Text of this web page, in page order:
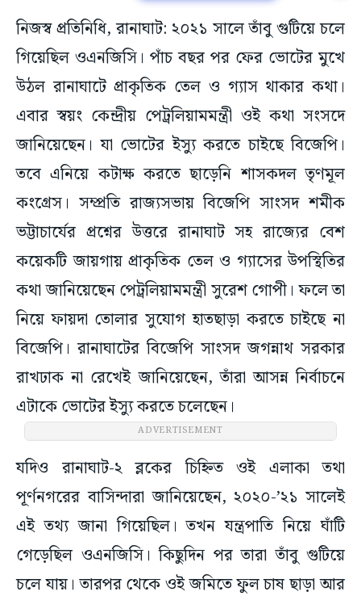
নিজস্ব প্রতিনিধি, রানাঘাট: ২০২১ সালে তাঁবু গুটিয়ে চলে
গিয়েছিল ওএনজিসি। পাঁচ বছর পর ফের ভোটের মুখে
উঠল রানাঘাটে প্রাকৃতিক তেল ও গ্যাস থাকার কথা।
এবার স্বয়ং কেন্দ্রীয় পেট্রলিয়ামমন্ত্রী ওই কথা সংসদে
জানিয়েছেন। যা ভোটের ইস্যু করতে চাইছে বিজেপি।
তবে এনিয়ে কটাক্ষ করতে ছাড়েনি শাসকদল তৃণমূল
কংগ্রেস। সম্প্রতি রাজ্যসভায় বিজেপি সাংসদ শমীক
ভট্টাচার্যের প্রশ্নের উত্তরে রানাঘাট সহ রাজ্যের বেশ
কয়েকটি জায়গায় প্রাকৃতিক তেল ও গ্যাসের উপস্থিতির
কথা জানিয়েছেন পেট্রলিয়ামমন্ত্রী সুরেশ গোপী। ফলে তা
নিয়ে ফায়দা তোলার সুযোগ হাতছাড়া করতে চাইছে না
বিজেপি। রানাঘাটের বিজেপি সাংসদ জগন্নাথ সরকার
রাখঢাক না রেখেই জানিয়েছেন, তাঁরা আসন্ন নির্বাচনে
এটাকে ভোটের ইস্যু করতে চলেছেন।
ADVERTISEMENT
যদিও রানাঘাট-২ ব্লকের চিহ্নিত ওই এলাকা তথা
পূর্ণনগরের বাসিন্দারা জানিয়েছেন, ২০২০-’২১ সালেই
এই তথ্য জানা গিয়েছিল। তখন যন্ত্রপাতি নিয়ে ঘাঁটি
গেড়েছিল ওএনজিসি। কিছুদিন পর তারা তাঁবু গুটিয়ে
চলে যায়। তারপর থেকে ওই জমিতে ফুল চাষ ছাড়া আর